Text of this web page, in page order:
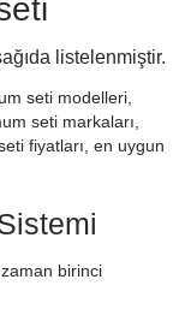
listelenmiştir.
seti modelleri,
seti markaları,
fiyatları, en uygun
birinci